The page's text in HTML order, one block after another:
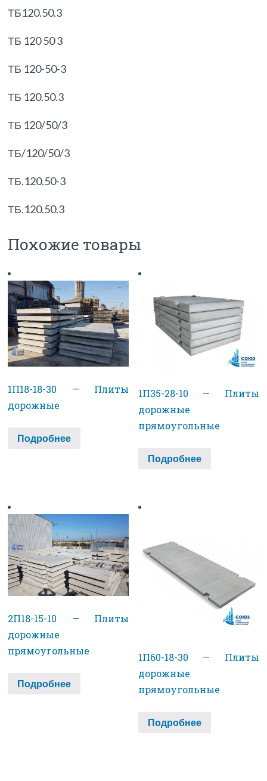
ТБ120.50.3
ТБ 120 50 3
ТБ 120-50-3
ТБ 120.50.3
ТБ 120/50/3
ТБ/120/50/3
ТБ.120.50-3
ТБ.120.50.3
Похожие товары
1П18-18-30 — Плиты
дорожные
Подробнее
1П35-28-10 — Плиты
дорожные
прямоугольные
Подробнее
2П18-15-10 — Плиты
дорожные
прямоугольные
Подробнее
1П60-18-30 — Плиты
дорожные
прямоугольные
Подробнее